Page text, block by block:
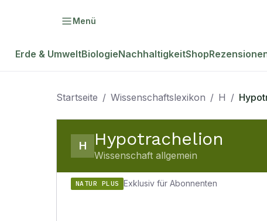
Menü
Erde & UmweltBiologieNachhaltigkeitShop
Startseite / Wissenschaftslexikon / H /
H Hypotrachelion
Wissenschaft allgemein
NATUR PLUS Exklusiv für Abonnenten